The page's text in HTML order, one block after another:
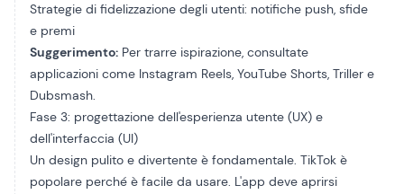
Strategie di fidelizzazione degli utenti: notifiche push, sfide
e premi
Suggerimento: Per trarre ispirazione, consultate
applicazioni come Instagram Reels, YouTube Shorts, Triller e
Dubsmash.
Fase 3: progettazione dell'esperienza utente (UX) e
dell'interfaccia (UI)
Un design pulito e divertente è fondamentale. TikTok è
popolare perché è facile da usare. L'app deve aprirsi